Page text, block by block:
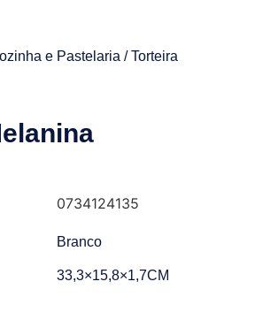
e Pastelaria / Torteira
0734124135
Branco
33,3×15,8×1,7CM